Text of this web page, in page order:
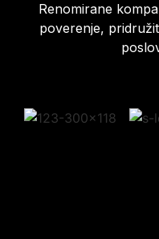
Renomirane
poverenje,